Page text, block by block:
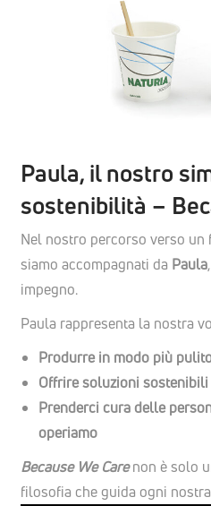
Paula, il nostro
sostenibilità –
Nel nostro percorso verso
siamo accompagnati da Paula
impegno.
Paula rappresenta la nostra
Produrre in modo più
Offrire soluzioni
Prenderci cura delle
operiamo
Because We Carenon è solo
filosofia che guida ogni